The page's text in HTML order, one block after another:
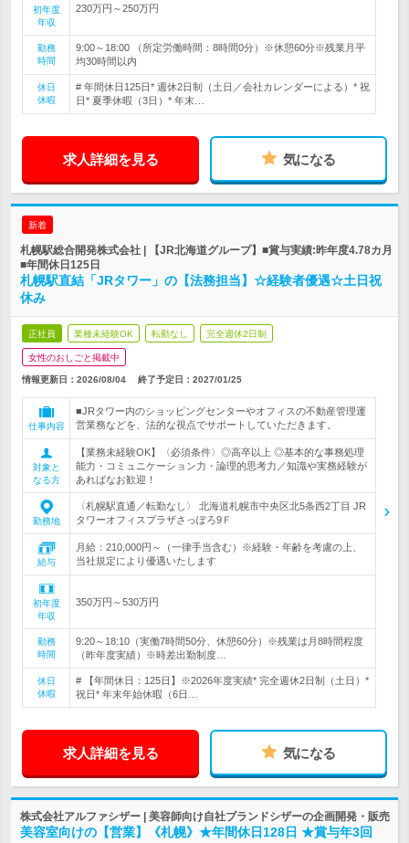
初年度
年収
230万円～250万円
勤務
時間
9:00～18:00 （所定労働時間：8時間0分）※休憩60分※残業月平
均30時間以内
休日
休暇
# 年間休日125日* 週休2日制（土日／会社カレンダーによる）* 祝
日* 夏季休暇（3日）* 年末…
求人詳細を見る 気になる
新着
札幌駅総合開発株式会社 | 【JR北海道グループ】■賞与実績:昨年度4.78カ月
■年間休日125日
札幌駅直結「JRタワー」の【法務担当】☆経験者優遇☆土日祝
休み
正社員 業種未経験OK 転勤なし 完全週休2日制
女性のおしごと掲載中
情報更新日：2026/08/04 終了予定日： 2027/01/25
仕事内容
■JRタワー内のショッピングセンターやオフィスの不動産管理運
営業務などを、法的な視点でサポートしていただきます。
対象と
なる方
【業務未経験OK】〈必須条件〉◎高卒以上 ◎基本的な事務処理
能力・コミュニケーション力・論理的思考力／知識や実務経験が
あればなお歓迎！
勤務地
〈札幌駅直通／転勤なし〉 北海道札幌市中央区北5条西2丁目 JR
タワーオフィスプラザさっぽろ9Ｆ
給与
月給：210,000円～（一律手当含む）※経験・年齢を考慮の上、
当社規定により優遇いたします
初年度
年収
350万円～530万円
勤務
時間
9:20～18:10（実働7時間50分、休憩60分）※残業は月8時間程度
（昨年度実績）※時差出勤制度…
休日
休暇
# 【年間休日：125日】※2026年度実績* 完全週休2日制（土日）*
祝日* 年末年始休暇（6日…
求人詳細を見る 気になる
株式会社アルファシザー | 美容師向け自社ブランドシザーの企画開発・販売
美容室向けの【営業】《札幌》★年間休日128日 ★賞与年3回